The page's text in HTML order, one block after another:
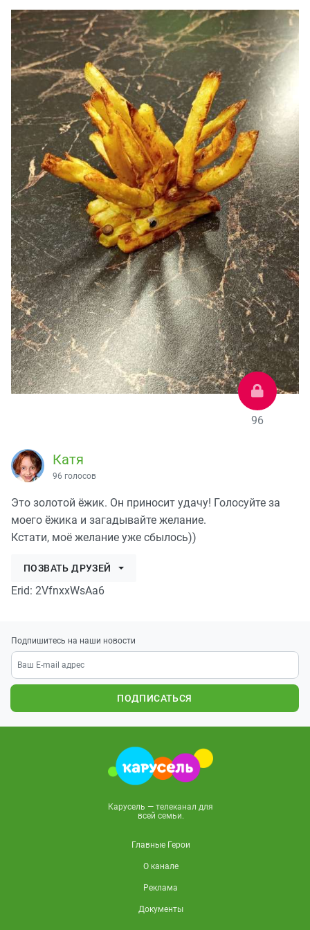
96
Катя
96 голосов
Это золотой ёжик. Он приносит удачу! Голосуйте за
моего ёжика и загадывайте желание.
Кстати, моё желание уже сбылось))
ПОЗВАТЬ ДРУЗЕЙ
Erid: 2VfnxxWsAa6
Подпишитесь на наши новости
ПОДПИСАТЬСЯ
Карусель — телеканал для
всей семьи.
Главные Герои
О канале
Реклама
Документы